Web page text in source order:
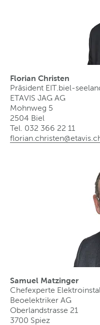
Florian Christen
Präsident EIT.biel-
ETAVIS JAG AG
Mohnweg 5
2504 Biel
Tel. 032 366 22 11
florian.christen@etavis
Samuel Matzinger
Chefexperte
Beoelektriker AG
Oberlandstrasse 21
3700 Spiez